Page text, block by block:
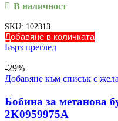
В наличност
SKU: 102313
Добавяне в количката
Бърз преглед
-29%
Добавяне към списък с
Бобина за метанова
2K0959975A